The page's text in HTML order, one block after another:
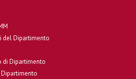
del Dipartimento
di Dipartimento
Dipartimento